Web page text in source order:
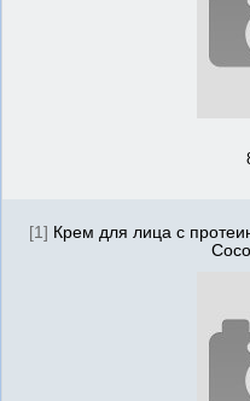
[1] Крем для лица с